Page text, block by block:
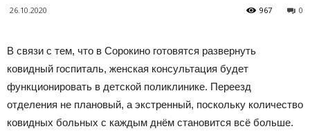
26.10.2020 0
967
В связи с тем, что в Сорокино готовятся развернуть
ковидный госпиталь, женская консультация будет
функционировать в детской поликлинике. Переезд
отделения не плановый, а экстренный, поскольку количество
ковидных больных с каждым днём становится всё больше.